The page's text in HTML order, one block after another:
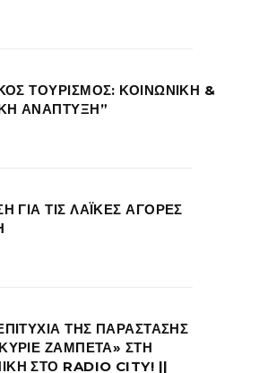
ΤΟΥΡΙΣΜΟΣ: ΚΟΙΝΩΝΙΚΗ &
ΑΝΑΠΤΥΞΗ”
ΓΙΑ ΤΙΣ ΛΑΪΚΕΣ ΑΓΟΡΕΣ
ΤΗΣ ΠΑΡΑΣΤΑΣΗΣ
ΖΑΜΠΕΤΑ» ΣΤΗ
ΣΤΟ RADIO CITY! ||